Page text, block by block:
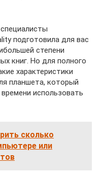
подготовила для вас
степени
книг. Но для полного
характеристики
планшета, который
использовать
сколько
или